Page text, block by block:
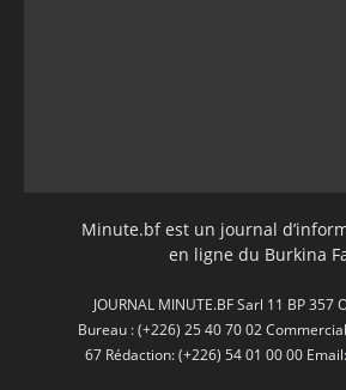
Minute.bf est un journal
en ligne du Burkina
JOURNAL MINUTE.BF Sarl 11 BP 357
Bureau : (+226) 25 40 70 02
67 Rédaction: (+226) 54 01 00 00 Email: